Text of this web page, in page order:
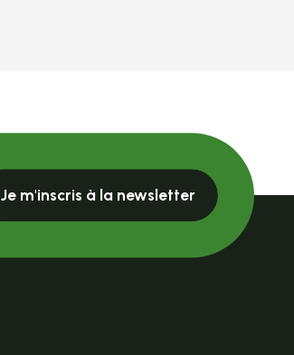
Je m'inscris à la newsletter